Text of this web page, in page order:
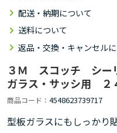
配送・納期について
送料について
返品・交換・キャンセル
３Ｍ スコッチ シー
ガラス・サッシ用 ２
商品コード 4548623739717
型板ガラスにもしっかり